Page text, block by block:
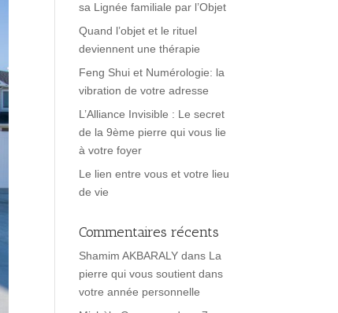
sa Lignée familiale par l’Objet
Quand l’objet et le rituel
deviennent une thérapie
Feng Shui et Numérologie: la
vibration de votre adresse
L’Alliance Invisible : Le secret
de la 9ème pierre qui vous lie
à votre foyer
Le lien entre vous et votre lieu
de vie
Commentaires récents
Shamim AKBARALY dans La
pierre qui vous soutient dans
votre année personnelle